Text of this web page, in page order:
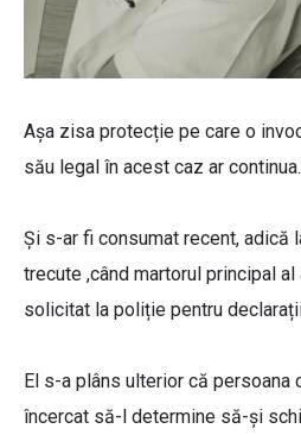
Așa zisa protecție pe care o
său legal în acest caz ar continua.
Și s-ar fi consumat recent, adică
trecute ,când martorul principal
solicitat la poliție pentru
El s-a plâns ulterior că persoana
încercat să-l determine să-și